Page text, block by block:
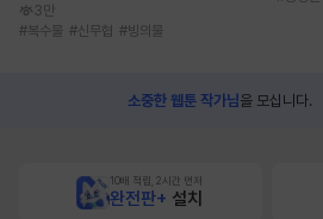
3만
#복수물 #신무협 #빙의물
소중한 웹툰 작가님을 모십니다.
10배 적립, 2시간 먼저
완전판+ 설치